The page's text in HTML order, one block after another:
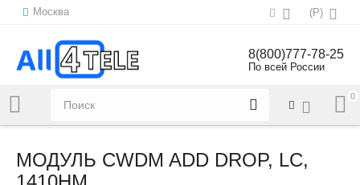
Москва (Р)
Напишите нам:sales@all4tele.com
8(800)777-78-25
По всей России
0
МОДУЛЬ CWDM ADD DROP, LC,